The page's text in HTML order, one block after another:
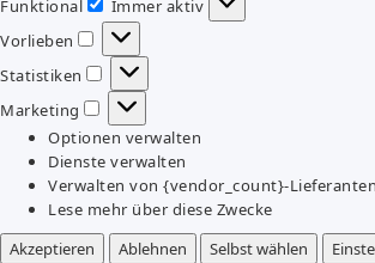
Funktional
Funktional
Immer aktiv
Vorlieben
Vorlieben
Statistiken
Statistiken
Marketing
Marketing
Optionen verwalten
Dienste verwalten
Verwalten von {vendor_count}-Lieferanten
Lese mehr über diese Zwecke
Akzeptieren
Ablehnen Selbst wählen